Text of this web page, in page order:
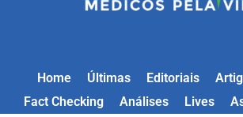
Home Últimas Editoriais
Fact Checking
Análises Lives